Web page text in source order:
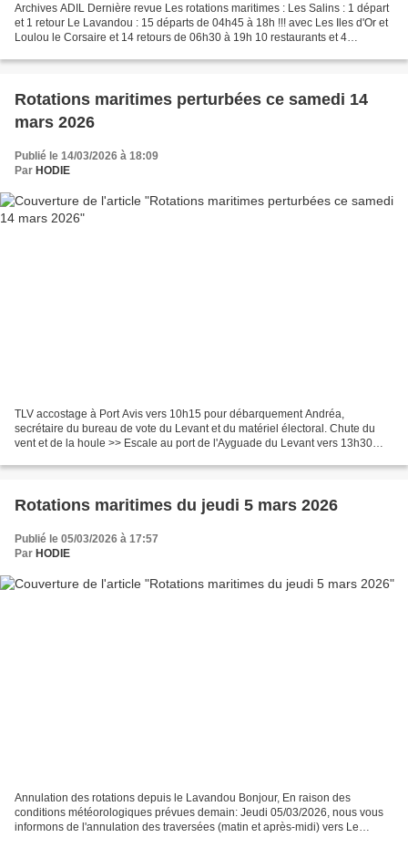
Archives ADIL Dernière revue Les rotations maritimes : Les Salins : 1 départ
et 1 retour Le Lavandou : 15 départs de 04h45 à 18h !!! avec Les Iles d'Or et
Loulou le Corsaire et 14 retours de 06h30 à 19h 10 restaurants et 4
Rotations maritimes perturbées ce samedi 14
mars 2026
Publié le 14/03/2026 à 18:09
Par HODIE
TLV accostage à Port Avis vers 10h15 pour débarquement Andréa,
secrétaire du bureau de vote du Levant et du matériel électoral. Chute du
vent et de la houle >> Escale au port de l'Ayguade du Levant vers 13h30
Rotations maritimes du jeudi 5 mars 2026
Publié le 05/03/2026 à 17:57
Par HODIE
Annulation des rotations depuis le Lavandou Bonjour, En raison des
conditions météorologiques prévues demain: Jeudi 05/03/2026, nous vous
informons de l'annulation des traversées (matin et après-midi) vers Le